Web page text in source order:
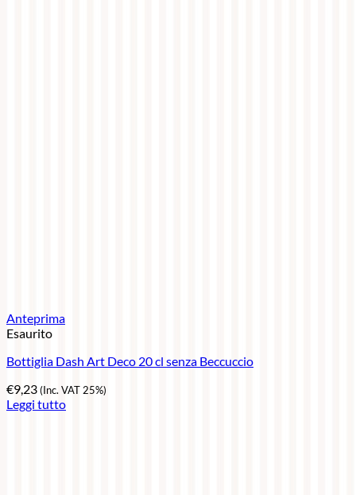
Anteprima
Esaurito
Bottiglia Dash Art Deco 20 cl senza Beccuccio
€9,23(Inc. VAT 25%)
Leggi tutto